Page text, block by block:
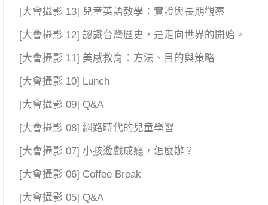
[大會攝影 13] 兒童英語教學：實證與長期觀察
[大會攝影 12] 認識台灣歷史，是走向世界的開始。
[大會攝影 11] 美感教育：方法、目的與策略
[大會攝影 10] Lunch
[大會攝影 09] Q&A
[大會攝影 08] 網路時代的兒童學習
[大會攝影 07] 小孩遊戲成癮，怎麼辦？
[大會攝影 06] Coffee Break
[大會攝影 05] Q&A